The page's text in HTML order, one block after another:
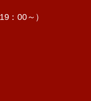
：00～）